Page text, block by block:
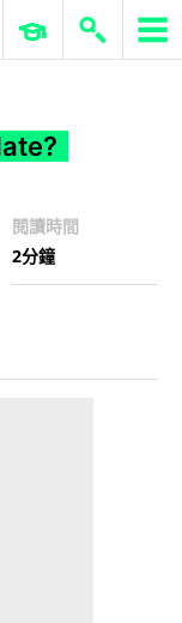
ERP 與商業 AI
閱讀時間
2分鐘